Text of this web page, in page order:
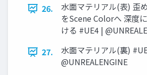
26.
水面マテリアル(表) 歪
をScene Colorへ 深度
ける #UE4 |
27.
水面マテリアル(裏)
@UNREALENGINE